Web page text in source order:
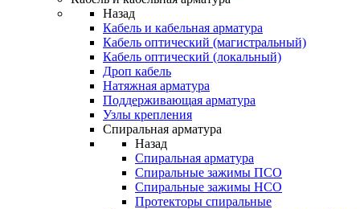
Назад
Кабель и кабельная арматура
Кабель оптический (магистральный)
Кабель оптический (локальный)
Дроп кабель
Натяжная арматура
Поддерживающая арматура
Узлы крепления
Спиральная арматура
Назад
Спиральная арматура
Спиральные зажимы ПСО
Спиральные зажимы НСО
Протекторы спиральные